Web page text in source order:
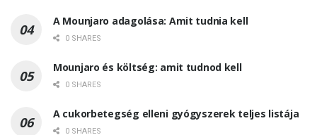
A Mounjaro adagolása: Amit tudnia kell
0 SHARES
Mounjaro és költség: amit tudnod kell
0 SHARES
A cukorbetegség elleni gyógyszerek teljes listája
0 SHARES